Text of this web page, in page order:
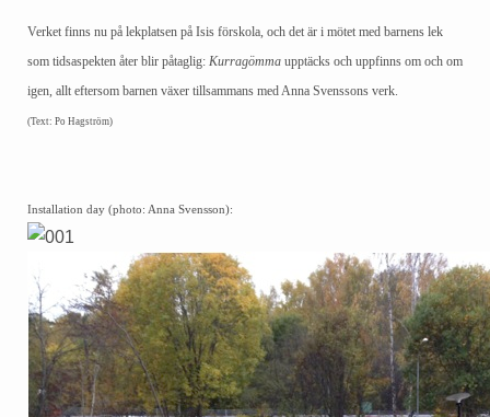
Verket finns nu på lekplatsen på Isis förskola, och det är i mötet med barnens lek
som tidsaspekten åter blir påtaglig: Kurragömma upptäcks och uppfinns om och om
igen, allt eftersom barnen växer tillsammans med Anna Svenssons verk.
(Text: Po Hagström)
Installation day (photo: Anna Svensson):